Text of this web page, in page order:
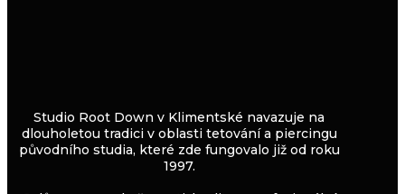
Studio Root Down v Klimentské navazuje na
dlouholetou tradici v oblasti tetování a piercingu
původního studia, které zde fungovalo již od roku
1997.